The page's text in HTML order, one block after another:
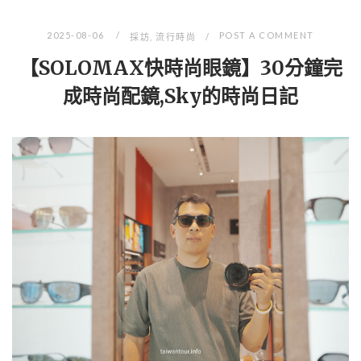
2025-08-06 採訪 ,流行時尚 POST A COMMENT
【SOLOMAX快時尚眼鏡】30分鐘完
成時尚配鏡,Sky的時尚日記